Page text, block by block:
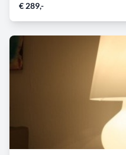
€ 289,-